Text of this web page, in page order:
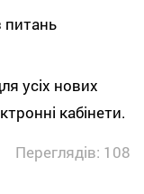
питань
усіх нових
кабінети.
Переглядів: 108